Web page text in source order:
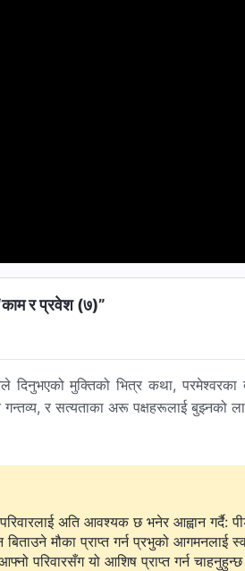
र प्रवेश (७)”
दिनुभएको मुक्तिको भित्र कथा,
गन्तव्य, र सत्यताका अरू पक्षहरूलाई बुझ्‍नको
अति आवश्यक छ भनेर आह्वान गर्दै:
बिताउने मौका प्राप्त गर्न प्रभुको आगमनलाई
परिवारसँग यो आशिष प्राप्त गर्न